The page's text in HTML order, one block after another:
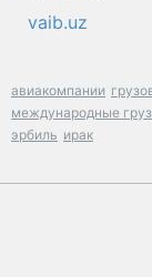
vaib.uz
авиакомпании
международные
эрбиль ирак